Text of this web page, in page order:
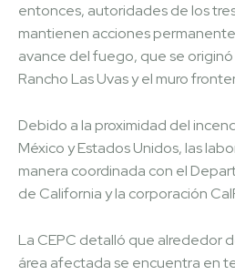
entonces, autoridades de los
mantienen acciones
avance del fuego, que se originó
Rancho Las Uvas y el muro
Debido a la proximidad del
México y Estados Unidos, las
manera coordinada con el
de California y la corporación
La CEPC detalló que alrededor
área afectada se encuentra en